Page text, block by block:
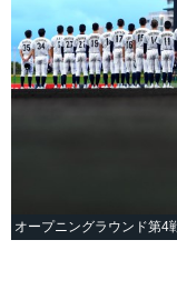
オープニングラウンド第4